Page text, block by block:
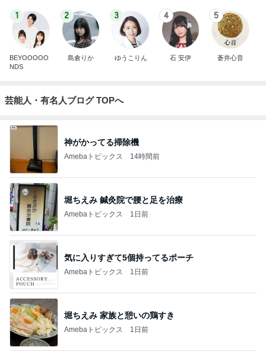
1
BEYOOOOO
NDS
2
島倉りか
3
ゆうこりん
4
石 安伊
5
蒼井心音
芸能人・有名人ブログ TOPへ
神がかってる掃除機
Amebaトピックス 14時間前
堀ちえみ 鍼灸院で腰と足を治療
Amebaトピックス 1日前
気に入りすぎて5個持ってるポーチ
Amebaトピックス 1日前
堀ちえみ 家族と憩いの鶏すき
Amebaトピックス 1日前